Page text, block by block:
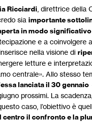
Ricciardi , direttrice della
sia importante
in modo
e a
nella visione di
letture e
centrale». Allo stesso
essa lanciata il 30
prossimi. La
caso, l’obiettivo è
centro il confronto e la